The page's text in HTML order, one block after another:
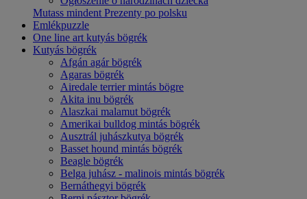
Mutass mindent Prezenty po polsku
Emlékpuzzle
One line art kutyás bögrék
Kutyás bögrék
Afgán agár bögrék
Agaras bögrék
Airedale terrier mintás bögre
Akita inu bögrék
Alaszkai malamut bögrék
Amerikai bulldog mintás bögrék
Ausztrál juhászkutya bögrék
Basset hound mintás bögrék
Beagle bögrék
Belga juhász - malinois mintás bögrék
Bernáthegyi bögrék